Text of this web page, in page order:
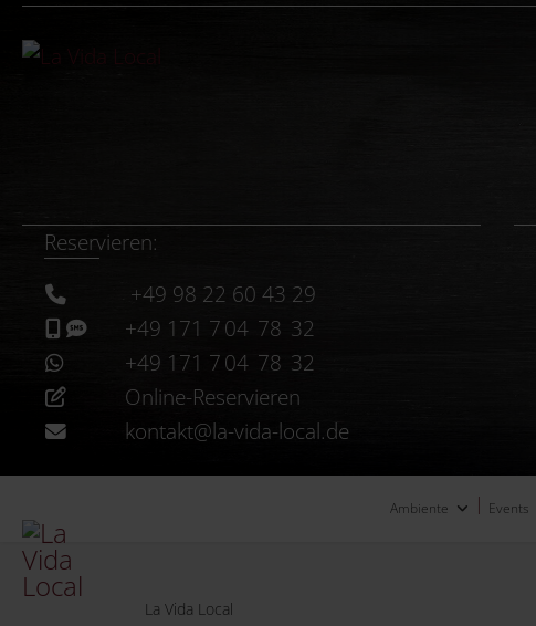
Reservieren:
+49 98 22 60 43 29
+49 171 7 04 78 32
+49 171 7 04 78 32
Online-Reservieren
kontakt@la-vida-local.de
Ambiente Events
La Vida Local